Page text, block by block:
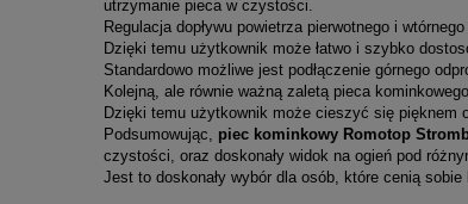
utrzymanie pieca w czystości.
Regulacja dopływu powietrza pierwotnego i
Dzięki temu użytkownik może łatwo i szybko
Standardowo możliwe jest podłączenie górnego
Kolejną, ale równie ważną zaletą pieca kominkowego
Dzięki temu użytkownik może cieszyć się pięknem
Podsumowując, piec kominkowy Romotop
czystości, oraz doskonały widok na ogień pod
Jest to doskonały wybór dla osób, które cenią